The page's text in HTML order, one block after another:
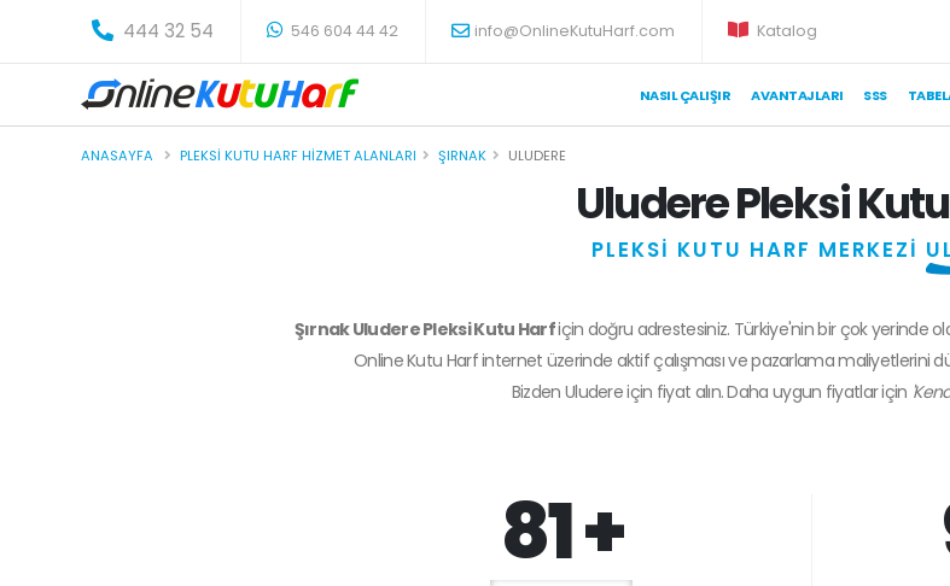
444 32 54 546 604 44 42 info@OnlineKutuHarf.com Katalog
NASIL ÇALIŞIR AVANTAJLARI SSS
ANASAYFA PLEKSI KUTU HARF HIZMET ALANLARI ŞIRNAK ULUDERE
Uludere Pleksi
PLEKSİ KUTU HARF MERKEZİ
Şırnak Uludere Pleksi Kutu Harfiçin doğru adrestesiniz. Türkiye'nin bir çok yerinde
Online Kutu Harf internet üzerinde aktif çalışması ve pazarlama maliyetlerini
Bizden Uludereiçin fiyat alın. Daha uygun fiyatlar için
81 +